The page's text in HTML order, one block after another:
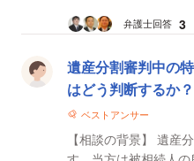
ありまし...弁護士回答 3
遺産分割審判中の
はどう判断するか？
ベストアンサー
【相談の背景】 遺産